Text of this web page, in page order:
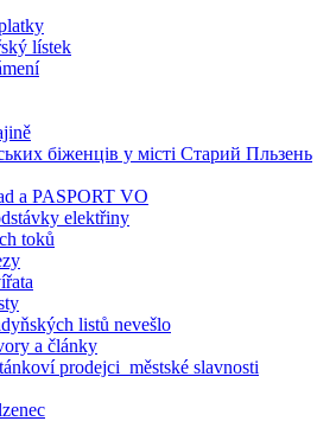
lístek
біженців у місті Старий Пльзень
a PASPORT VO
elektřiny
toků
listů nevešlo
a články
prodejci_městské slavnosti